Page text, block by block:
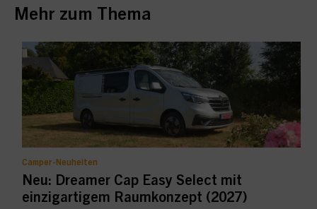
Mehr zum Thema
Camper-Neuheiten
Neu: Dreamer Cap Easy Select mit
einzigartigem Raumkonzept (2027)